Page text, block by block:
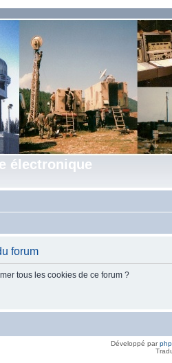
électronique
forum
tous les cookies de ce forum ?
Développé par